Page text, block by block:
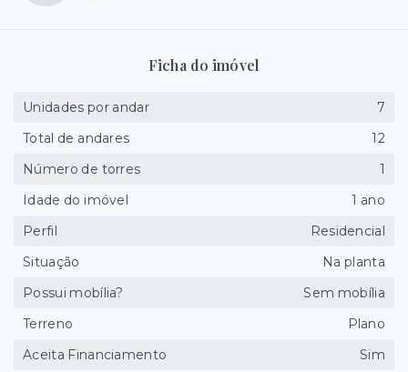
Ficha do imóvel
Unidades por andar
7
Total de andares
12
Número de torres
1
Idade do imóvel
1 ano
Perfil
Residencial
Situação
Na planta
Possui mobília?
Sem mobília
Terreno
Plano
Aceita Financiamento
Sim